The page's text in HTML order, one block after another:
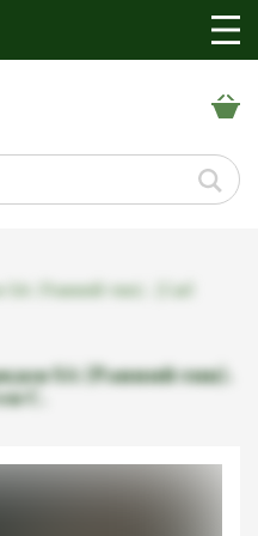
SA (Ранний тип).
С.